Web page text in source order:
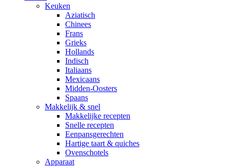
Keuken
Aziatisch
Chinees
Frans
Grieks
Hollands
Indisch
Italiaans
Mexicaans
Midden-Oosters
Spaans
Makkelijk & snel
Makkelijke recepten
Snelle recepten
Eenpansgerechten
Hartige taart & quiches
Ovenschotels
Apparaat